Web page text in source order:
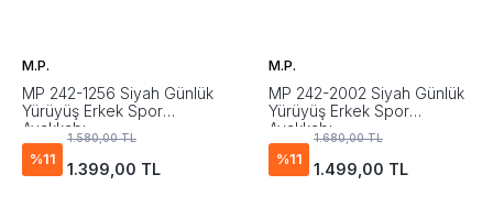
M.P.
MP 242-1256 Siyah Günlük
Yürüyüş Erkek Spor
Ayakkabı
%11
1.580,00 TL
1.399,00 TL
M.P.
MP 242-2002 Siyah Günlük
Yürüyüş Erkek Spor
Ayakkabı
%11
1.680,00 TL
1.499,00 TL